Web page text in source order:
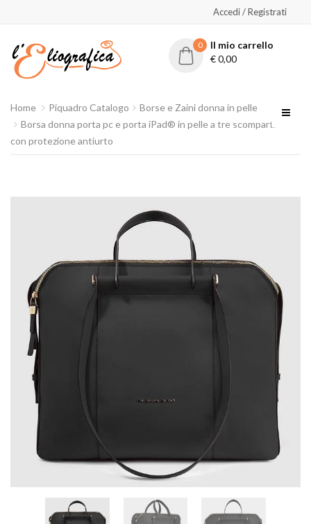
Accedi / Registrati
0
Il mio carrello
€0,00
Home Piquadro Catalogo
Borse e Zaini donna in pelle
Borsa donna porta pc e porta iPad® in pelle a tre scomparti
con protezione antiurto